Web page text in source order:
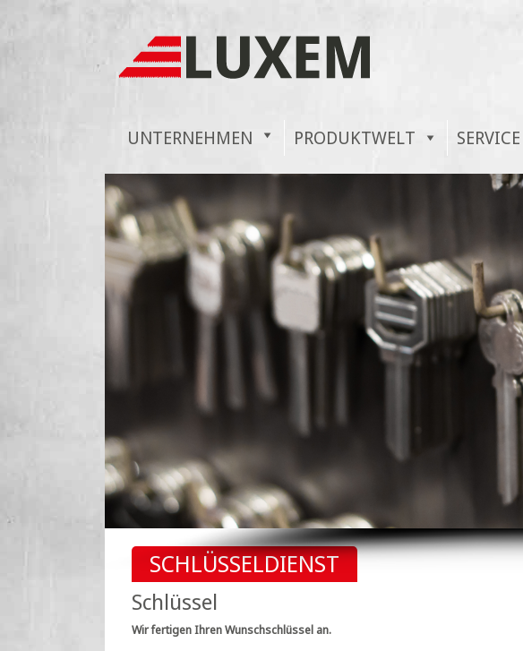
UNTERNEHMEN PRODUKTWELT SERVICE
SCHLÜSSELDIENST
Schlüssel
Wir fertigen Ihren Wunschschlüssel an.